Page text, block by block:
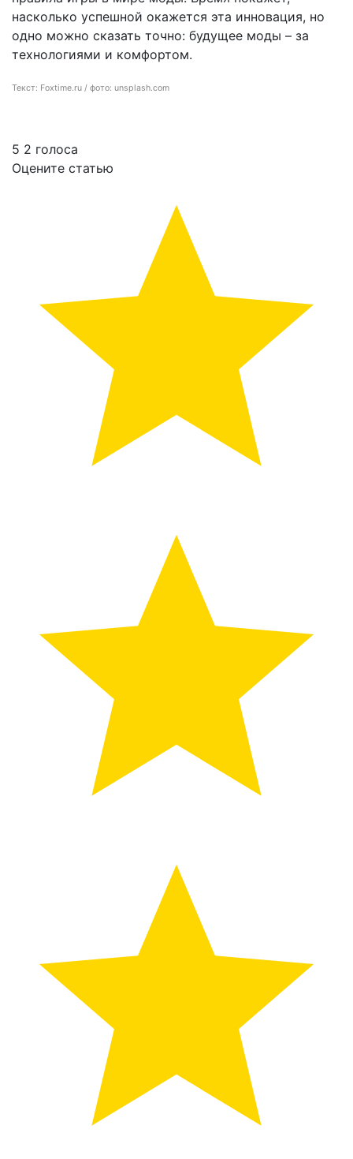
насколько успешной окажется эта инновация, но
одно можно сказать точно: будущее моды – за
технологиями и комфортом.
Текст: Foxtime.ru / фото: unsplash.com
5 2 голоса
Оцените статью